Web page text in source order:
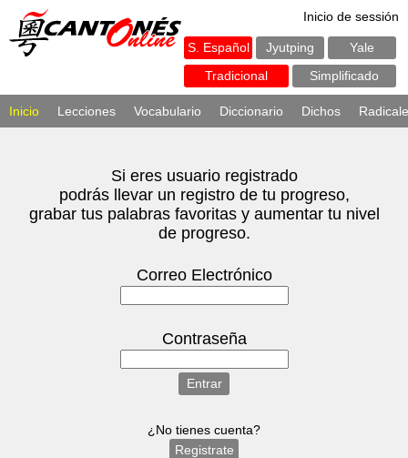
Inicio de sessión
S. Español Jyutping
Yale
Tradicional
Simplificado
Inicio Lecciones Vocabulario Diccionario Dichos
Si eres usuario registrado
podrás llevar un registro de tu progreso,
grabar tus palabras favoritas y aumentar tu nivel
de progreso.
Correo Electrónico
Contraseña
Entrar
¿No tienes cuenta?
Registrate